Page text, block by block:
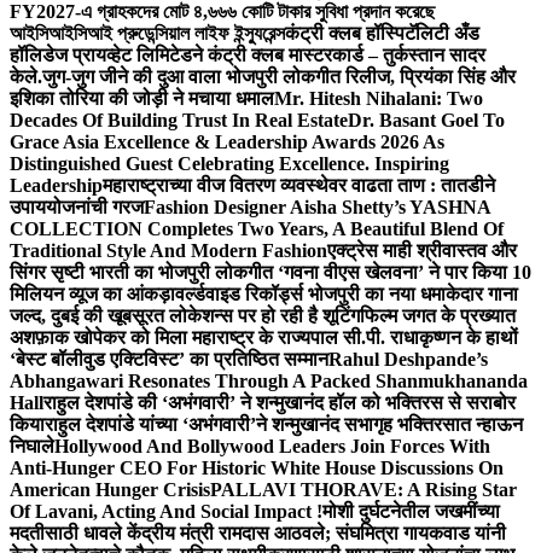
FY2027-এ গ্রাহকদের মোট ৪,৬৬৬ কোটি টাকার সুবিধা প্রদান করেছে
আইসিআইসিআই প্রুডেন্সিয়াল লাইফ ইন্স্যুরেন্সकंट्री क्लब हॉस्पिटॅलिटी अँड
हॉलिडेज प्रायव्हेट लिमिटेडने कंट्री क्लब मास्टरकार्ड – तुर्कस्तान सादर
केले.जुग-जुग जीने की दुआ वाला भोजपुरी लोकगीत रिलीज, प्रियंका सिंह और
इशिका तोरिया की जोड़ी ने मचाया धमालMr. Hitesh Nihalani: Two
Decades Of Building Trust In Real EstateDr. Basant Goel To
Grace Asia Excellence & Leadership Awards 2026 As
Distinguished Guest Celebrating Excellence. Inspiring
Leadershipमहाराष्ट्राच्या वीज वितरण व्यवस्थेवर वाढता ताण : तातडीने
उपाययोजनांची गरजFashion Designer Aisha Shetty’s YASHNA
COLLECTION Completes Two Years, A Beautiful Blend Of
Traditional Style And Modern Fashionएक्ट्रेस माही श्रीवास्तव और
सिंगर सृष्टी भारती का भोजपुरी लोकगीत ‘गवना वीएस खेलवना’ ने पार किया 10
मिलियन व्यूज का आंकड़ावर्ल्डवाइड रिकॉर्ड्स भोजपुरी का नया धमाकेदार गाना
जल्द, दुबई की खूबसूरत लोकेशन्स पर हो रही है शूटिंगफिल्म जगत के प्रख्यात
अशफ़ाक खोपेकर को मिला महाराष्ट्र के राज्यपाल सी.पी. राधाकृष्णन के हाथों
‘बेस्ट बॉलीवुड एक्टिविस्ट’ का प्रतिष्ठित सम्मानRahul Deshpande’s
Abhangawari Resonates Through A Packed Shanmukhananda
Hallराहुल देशपांडे की ‘अभंगवारी’ ने शन्मुखानंद हॉल को भक्तिरस से सराबोर
कियाराहुल देशपांडे यांच्या ‘अभंगवारी’ने शन्मुखानंद सभागृह भक्तिरसात न्हाऊन
निघालेHollywood And Bollywood Leaders Join Forces With
Anti-Hunger CEO For Historic White House Discussions On
American Hunger CrisisPALLAVI THORAVE: A Rising Star
Of Lavani, Acting And Social Impact !मोशी दुर्घटनेतील जखमींच्या
मदतीसाठी धावले केंद्रीय मंत्री रामदास आठवले; संघमित्रा गायकवाड यांनी